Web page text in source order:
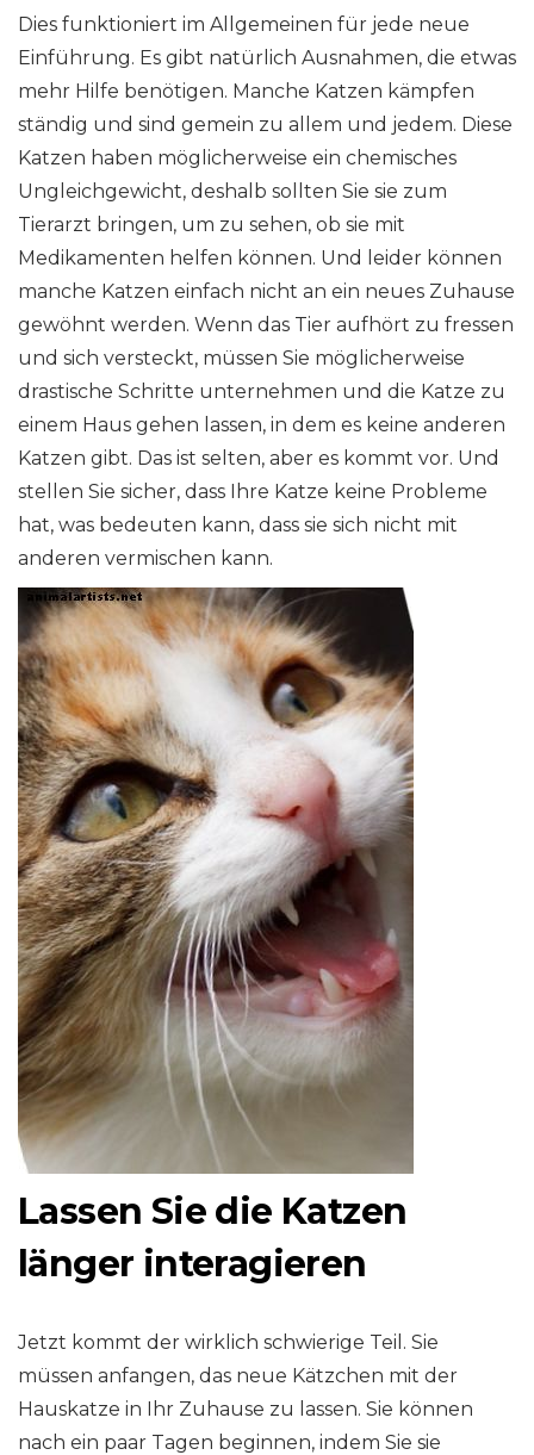
Dies funktioniert im Allgemeinen für jede neue
Einführung. Es gibt natürlich Ausnahmen, die etwas
mehr Hilfe benötigen. Manche Katzen kämpfen
ständig und sind gemein zu allem und jedem. Diese
Katzen haben möglicherweise ein chemisches
Ungleichgewicht, deshalb sollten Sie sie zum
Tierarzt bringen, um zu sehen, ob sie mit
Medikamenten helfen können. Und leider können
manche Katzen einfach nicht an ein neues Zuhause
gewöhnt werden. Wenn das Tier aufhört zu fressen
und sich versteckt, müssen Sie möglicherweise
drastische Schritte unternehmen und die Katze zu
einem Haus gehen lassen, in dem es keine anderen
Katzen gibt. Das ist selten, aber es kommt vor. Und
stellen Sie sicher, dass Ihre Katze keine Probleme
hat, was bedeuten kann, dass sie sich nicht mit
anderen vermischen kann.
Lassen Sie die Katzen
länger interagieren
Jetzt kommt der wirklich schwierige Teil. Sie
müssen anfangen, das neue Kätzchen mit der
Hauskatze in Ihr Zuhause zu lassen. Sie können
nach ein paar Tagen beginnen, indem Sie sie